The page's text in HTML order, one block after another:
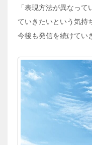
「表現方法が異なっ
ていきたいという気持
今後も発信を続けてい